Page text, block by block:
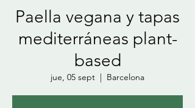
Paella vegana y tapas
mediterráneas plant-
based
jue, 05 sept
  |
Barcelona